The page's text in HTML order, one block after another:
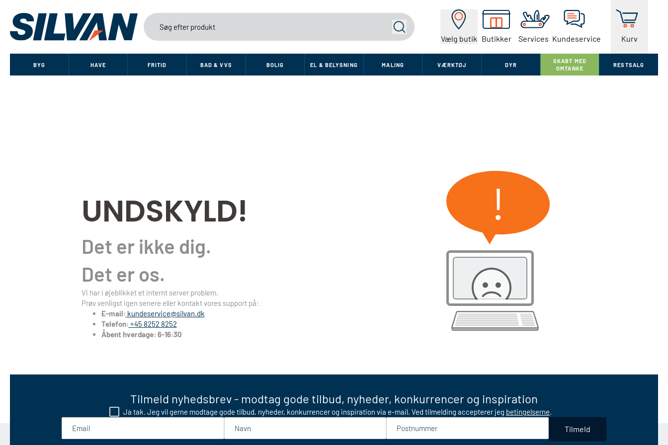
Vælg butik Butikker Services Kundeservice Kurv
Søg
BYG HAVE FRITID BAD & VVS BOLIG EL & BELYSNING MALING VÆRKTØJ DYR
SKABT MED
OMTANKE
RESTSALG
UNDSKYLD!
Det er ikke dig.
Det er os.
Vi har i øjeblikket et internt server problem.
Prøv venligst igen senere eller kontakt vores support på:
E-mail: kundeservice@silvan.dk
Telefon: +45 8252 8252
Åbent hverdage: 6-16:30
!
Tilmeld nyhedsbrev - modtag gode tilbud, nyheder, konkurrencer og inspiration
Ja tak. Jeg vil gerne modtage gode tilbud, nyheder, konkurrencer og inspiration via e-mail. Ved tilmelding accepterer jeg betingelserne.
Tilmeld